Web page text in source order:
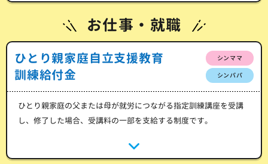
お仕事・就職
ひとり親家庭自立支援教育
訓練給付金
シンママ
シンパパ
ひとり親家庭の父または母が就労につながる指定訓練講座を受講
し、修了した場合、受講料の一部を支給する制度です。